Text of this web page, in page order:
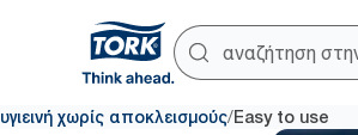
υγιεινή χωρίς αποκλεισμούς/Easy to use